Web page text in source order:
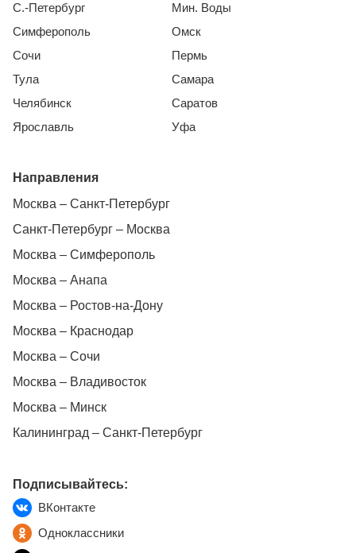
С.-Петербург
Симферополь
Сочи
Тула
Челябинск
Ярославль
Мин. Воды
Омск
Пермь
Самара
Саратов
Уфа
Направления
Москва – Санкт-Петербург
Санкт-Петербург – Москва
Москва – Симферополь
Москва – Анапа
Москва – Ростов-на-Дону
Москва – Краснодар
Москва – Сочи
Москва – Владивосток
Москва – Минск
Калининград – Санкт-Петербург
Подписывайтесь:
ВКонтакте
Одноклассники